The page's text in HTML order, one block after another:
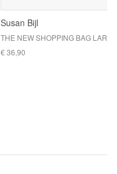
Susan Bijl
€ 36,90